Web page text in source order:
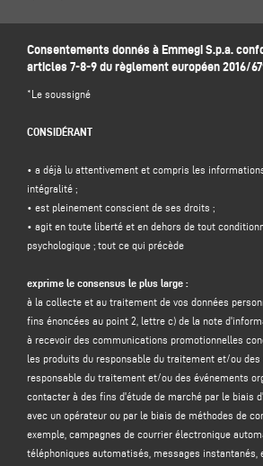
1. CONTRÔLEUR DES DONNÉES ET DÉLÉGUÉ À LA
Responsable du traitement : Emmegi S.p.a., en la
représentant légal pro tempore, dont le siège social
IVA 01978870366.
adresse électronique :
dpo.voilap@amicadpo.eu
2. DONNÉES À CARACTÈRE PERSONNEL TRAITÉES,
ET BASE JURIDIQUE
Le contrôleur traitera vos données personnelles
province, état, adresse électronique, numéro de
fournies par vous en remplissant le formulaire de
section "
CONTACTS"
sur le site Web du contrôleur
"site").
Le contrôleur a l'intention de traiter vos données à
répondre à votre message ou à votre demande
le biais de ce formulaire, par exemple pour obtenir
produits ou services offerts (y compris l'envoi
Consentements donnés à Emmegi S.p.a.
articles 7-8-9 du règlement européen 2016/
*Le soussigné
CONSIDÉRANT
• a déjà lu attentivement et compris les
intégralité ;
• est pleinement conscient de ses droits ;
• agit en toute liberté et en dehors de tout
psychologique ; tout ce qui précède
exprime le consensus le plus large :
à la collecte et au traitement de vos données
fins énoncées au point 2, lettre c) de la note
à recevoir des communications promotionnelles
les produits du responsable du traitement et/ou des
responsable du traitement et/ou des événements
contacter à des fins d'étude de marché par le biais
avec un opérateur ou par le biais de méthodes de
exemple, campagnes de courrier électronique
téléphoniques automatisés, messages instantanés,